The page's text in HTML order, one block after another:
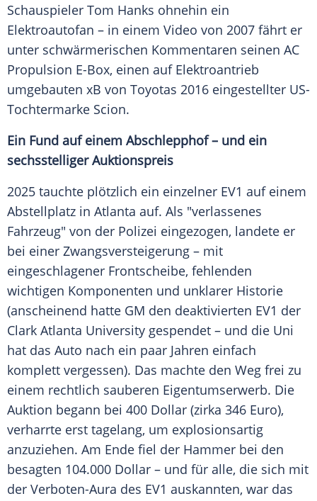
Schauspieler Tom Hanks ohnehin ein
Elektroautofan – in einem Video von 2007 fährt er
unter schwärmerischen Kommentaren seinen AC
Propulsion E-Box, einen auf Elektroantrieb
umgebauten xB von Toyotas 2016 eingestellter US-
Tochtermarke Scion.
Ein Fund auf einem Abschlepphof – und ein
sechsstelliger Auktionspreis
2025 tauchte plötzlich ein einzelner EV1 auf einem
Abstellplatz in Atlanta auf. Als "verlassenes
Fahrzeug" von der Polizei eingezogen, landete er
bei einer Zwangsversteigerung – mit
eingeschlagener Frontscheibe, fehlenden
wichtigen Komponenten und unklarer Historie
(anscheinend hatte GM den deaktivierten EV1 der
Clark Atlanta University gespendet – und die Uni
hat das Auto nach ein paar Jahren einfach
komplett vergessen). Das machte den Weg frei zu
einem rechtlich sauberen Eigentumserwerb. Die
Auktion begann bei 400 Dollar (zirka 346 Euro),
verharrte erst tagelang, um explosionsartig
anzuziehen. Am Ende fiel der Hammer bei den
besagten 104.000 Dollar – und für alle, die sich mit
der Verboten-Aura des EV1 auskannten, war das